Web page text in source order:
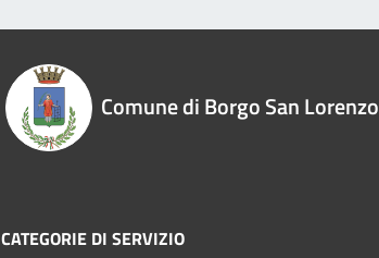
Comune di Borgo San Lorenzo
CATEGORIE DI SERVIZIO